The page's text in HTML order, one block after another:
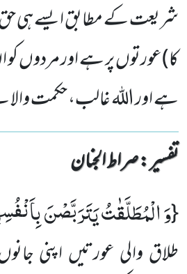
شریعت کے مطابق ایسے ہی
کا)عورتوں پر ہے اور مردوں
ہے اور اللہ غالب، حکمت
تفسیر : ‎صراط الجنان
{وَ الْمُطَلَّقٰتُ یَتَرَبَّصْنَ
طلاق والی عورتیں اپنی